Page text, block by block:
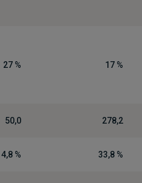
27 % 17 %
50,0 278,2
4,8 % 33,8 %